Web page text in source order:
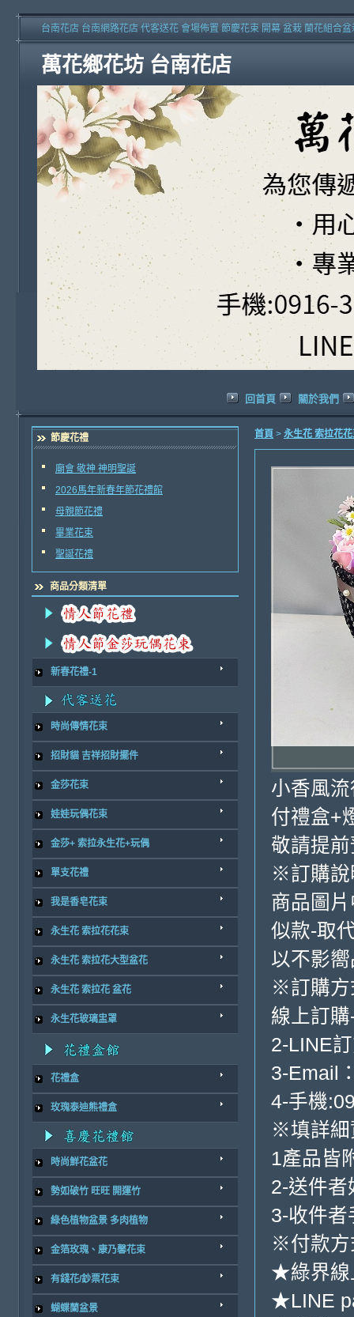
萬花鄉花坊 台南花店
台南花店 台南網路花店 代客送花 會場佈置 節慶花束 開幕 盆栽 蘭花組合
回首頁 關於我們
節慶花禮
廟會 敬神 神明聖誕
2026馬年新春年節花禮館
母親節花禮
畢業花束
聖誕花禮
商品分類清單
新春花禮-1
時尚傳情花束
招財貓 吉祥招財擺件
金莎花束
娃娃玩偶花束
金莎+ 索拉永生花+玩偶
單支花禮
我是香皂花束
永生花 索拉花花束
永生花 索拉花大型盆花
永生花 索拉花 盆花
永生花玻璃盅罩
花禮盒
玫瑰泰迪熊禮盒
時尚鮮花盆花
勢如破竹 旺旺 開運竹
綠色植物盆景 多肉植物
金箔玫瑰、康乃馨花束
有錢花/鈔票花束
蝴蝶蘭盆景
首頁 > 永生花 索拉花
小香風
付禮盒+
敬請提
※訂購說
商品圖
似款-取
以不影
※訂購方
線上訂
2-LINE
3-Email
4-手機
※填詳細
1產品皆
2-送件者
3-收件者
※付款方
★綠界線
★LINE